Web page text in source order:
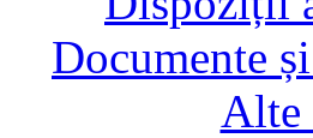
Documente
Alte